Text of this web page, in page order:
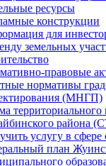
ресурсы
конструкции
для
земельных
правовые
нормативы
(МНГП)
района
услугу в сфере
план